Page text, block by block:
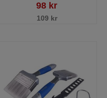
98 kr
109 kr